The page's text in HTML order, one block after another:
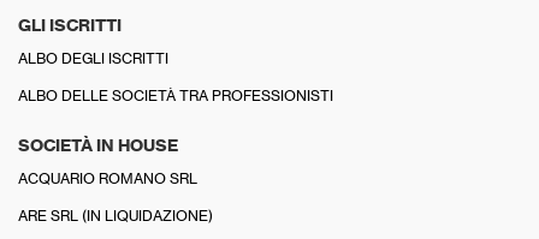
GLI ISCRITTI
ALBO DEGLI ISCRITTI
ALBO DELLE SOCIETÀ TRA PROFESSIONISTI
SOCIETÀ IN HOUSE
ACQUARIO ROMANO SRL
ARE SRL (IN LIQUIDAZIONE)